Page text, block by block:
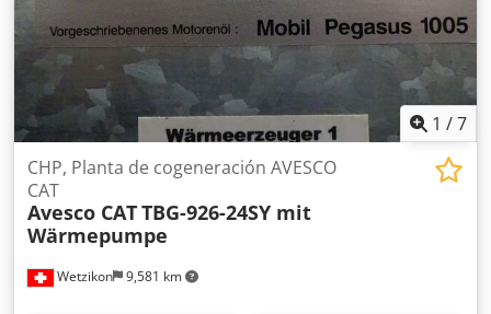
1 /7
Wetzikon 9,581 km
CHP, Planta de cogeneración AVESCO
CAT
Avesco CATTBG-926-24SY mit
Wärmepumpe